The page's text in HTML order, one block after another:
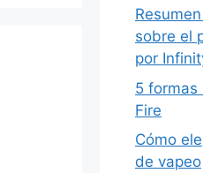
sobre el
por
5 formas
Fire
Cómo
de vapeo